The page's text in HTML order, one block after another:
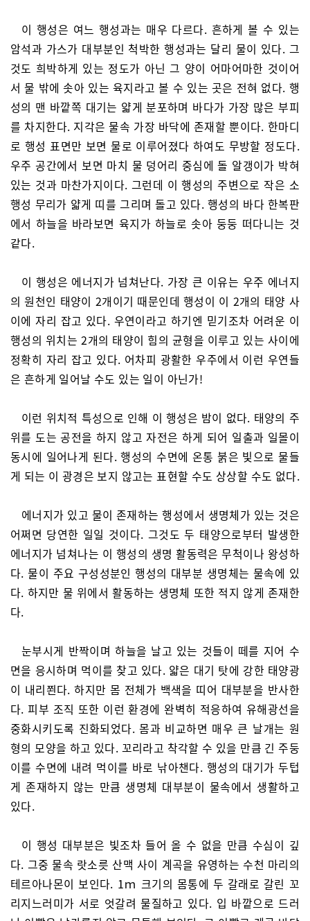
이 행성은 여느 행성과는 매우 다르다. 흔하게 볼 수 있는
암석과 가스가 대부분인 척박한 행성과는 달리 물이 있다. 그
것도 희박하게 있는 정도가 아닌 그 양이 어마어마한 것이어
서 물 밖에 솟아 있는 육지라고 볼 수 있는 곳은 전혀 없다. 행
성의 맨 바깥쪽 대기는 얇게 분포하며 바다가 가장 많은 부피
를 차지한다. 지각은 물속 가장 바닥에 존재할 뿐이다. 한마디
로 행성 표면만 보면 물로 이루어졌다 하여도 무방할 정도다.
우주 공간에서 보면 마치 물 덩어리 중심에 돌 알갱이가 박혀
있는 것과 마찬가지이다. 그런데 이 행성의 주변으로 작은 소
행성 무리가 얇게 띠를 그리며 돌고 있다. 행성의 바다 한복판
에서 하늘을 바라보면 육지가 하늘로 솟아 둥둥 떠다니는 것
같다.
이 행성은 에너지가 넘쳐난다. 가장 큰 이유는 우주 에너지
의 원천인 태양이 2개이기 때문인데 행성이 이 2개의 태양 사
이에 자리 잡고 있다. 우연이라고 하기엔 믿기조차 어려운 이
행성의 위치는 2개의 태양이 힘의 균형을 이루고 있는 사이에
정확히 자리 잡고 있다. 어차피 광활한 우주에서 이런 우연들
은 흔하게 일어날 수도 있는 일이 아닌가!
이런 위치적 특성으로 인해 이 행성은 밤이 없다. 태양의 주
위를 도는 공전을 하지 않고 자전은 하게 되어 일출과 일몰이
동시에 일어나게 된다. 행성의 수면에 온통 붉은 빛으로 물들
게 되는 이 광경은 보지 않고는 표현할 수도 상상할 수도 없다.
에너지가 있고 물이 존재하는 행성에서 생명체가 있는 것은
어쩌면 당연한 일일 것이다. 그것도 두 태양으로부터 발생한
에너지가 넘쳐나는 이 행성의 생명 활동력은 무척이나 왕성하
다. 물이 주요 구성성분인 행성의 대부분 생명체는 물속에 있
다. 하지만 물 위에서 활동하는 생명체 또한 적지 않게 존재한
다.
눈부시게 반짝이며 하늘을 날고 있는 것들이 떼를 지어 수
면을 응시하며 먹이를 찾고 있다. 얇은 대기 탓에 강한 태양광
이 내리쬔다. 하지만 몸 전체가 백색을 띠어 대부분을 반사한
다. 피부 조직 또한 이런 환경에 완벽히 적응하여 유해광선을
중화시키도록 진화되었다. 몸과 비교하면 매우 큰 날개는 원
형의 모양을 하고 있다. 꼬리라고 착각할 수 있을 만큼 긴 주둥
이를 수면에 내려 먹이를 바로 낚아챈다. 행성의 대기가 두텁
게 존재하지 않는 만큼 생명체 대부분이 물속에서 생활하고
있다.
이 행성 대부분은 빛조차 들어 올 수 없을 만큼 수심이 깊
다. 그중 물속 랏소릇 산맥 사이 계곡을 유영하는 수천 마리의
테르아나몬이 보인다. 1ｍ 크기의 몸통에 두 갈래로 갈린 꼬
리지느러미가 서로 엇갈려 물질하고 있다. 입 바깥으로 드러